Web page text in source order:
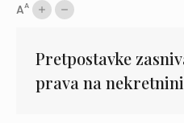
AA
Pretpostavke
prava na nekretnini